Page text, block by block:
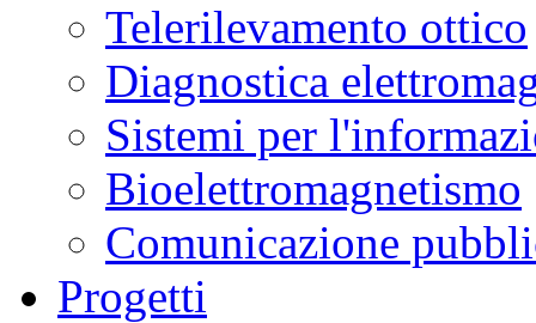
Telerilevamento ottico
Diagnostica
Sistemi per
Bioelettromagnetismo
Comunicazione
Progetti